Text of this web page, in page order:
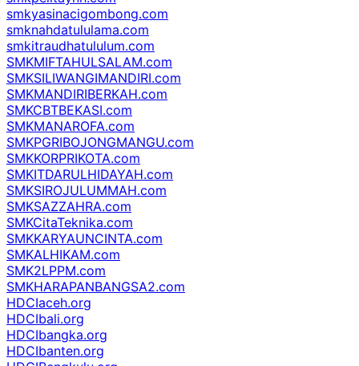
smkyasinacigombong.com
smknahdatululama.com
smkitraudhatululum.com
SMKMIFTAHULSALAM.com
SMKSILIWANGIMANDIRI.com
SMKMANDIRIBERKAH.com
SMKCBTBEKASI.com
SMKMANAROFA.com
SMKPGRIBOJONGMANGU.com
SMKKORPRIKOTA.com
SMKITDARULHIDAYAH.com
SMKSIROJULUMMAH.com
SMKSAZZAHRA.com
SMKCitaTeknika.com
SMKKARYAUNCINTA.com
SMKALHIKAM.com
SMK2LPPM.com
SMKHARAPANBANGSA2.com
HDCIaceh.org
HDCIbali.org
HDCIbangka.org
HDCIbanten.org